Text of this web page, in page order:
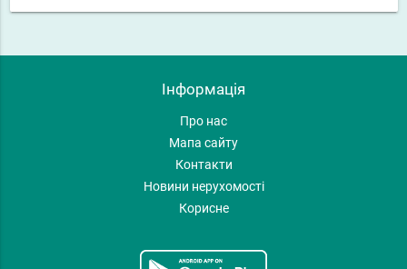
Інформація
Про нас
Мапа сайту
Контакти
Новини нерухомості
Корисне